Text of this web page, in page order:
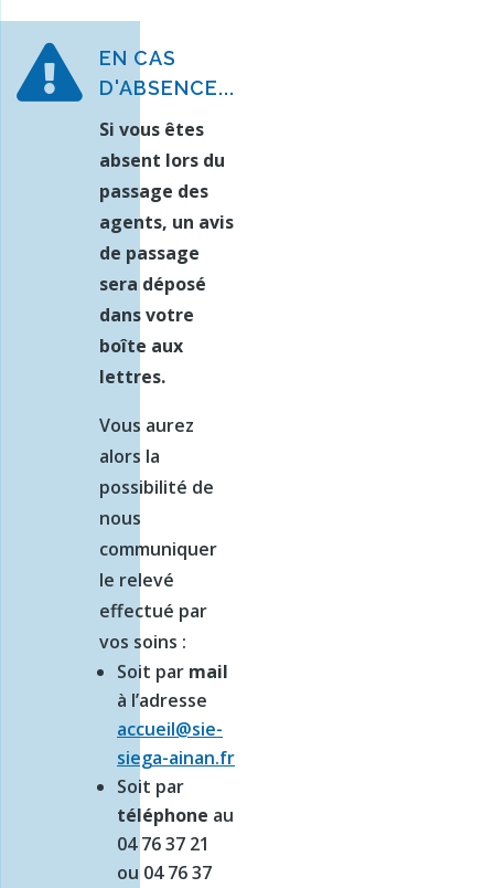

EN CAS
D'ABSENCE...
Si vous êtes
absent lors du
passage des
agents, un avis
de passage
sera déposé
dans votre
boîte aux
lettres.
Vous aurez
alors la
possibilité de
nous
communiquer
le relevé
effectué par
vos soins :
Soit par mail
à l’adresse
accueil@sie-
siega-ainan.fr
Soit par
téléphone au
04 76 37 21
ou 04 76 37